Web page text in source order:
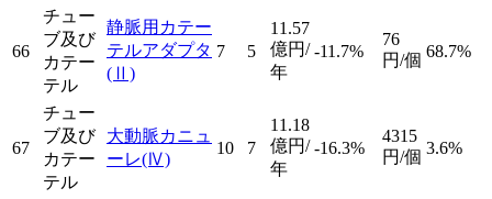
66
チュー
ブ及び
カテー
テル
静脈用カテー
テルアダプタ
(Ⅱ)
7 5
11.57
億円/
年
-11.7%
76
円/個 68.7%
67
チュー
ブ及び
カテー
テル
大動脈カニュ
ーレ(Ⅳ)
10 7
11.18
億円/
年
-16.3%
4315
円/個 3.6%